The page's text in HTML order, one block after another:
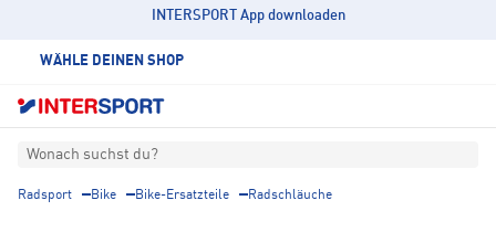
INTERSPORT App downloaden
WÄHLE DEINEN SHOP
Wonach suchst du?
Radsport Bike Bike-Ersatzteile Radschläuche